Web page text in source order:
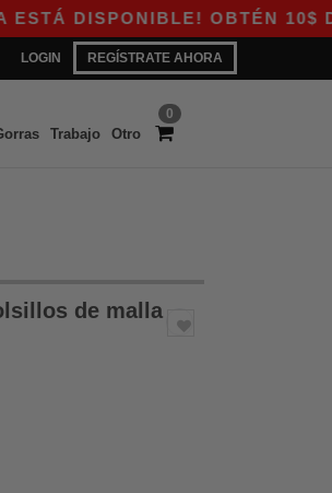
DISPONIBLE! OBTÉN 10$ DE
LOGIN REGÍSTRATE AHORA
0
Trabajo Otro
de malla